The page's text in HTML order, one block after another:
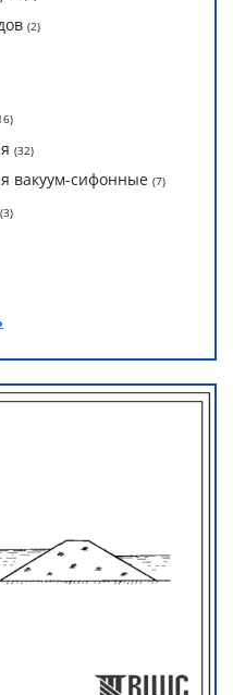
(2)
)
(32)
вакуум-сифонные (7)
(3)